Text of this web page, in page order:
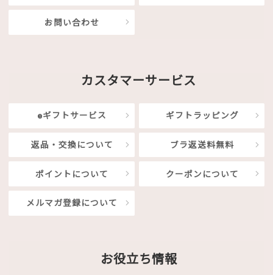
お問い合わせ
カスタマーサービス
eギフトサービス ギフトラッピング
返品・交換について ブラ返送料無料
ポイントについて クーポンについて
メルマガ登録について
お役立ち情報